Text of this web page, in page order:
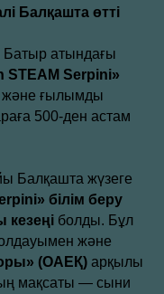
Балқашта өтті
атындағы
STEAM Serpini»
және ғылымды
500-ден астам
Балқашта жүзеге
білім беру
болды. Бұл
және
(ОАЕҚ) арқылы
мақсаты — сыни